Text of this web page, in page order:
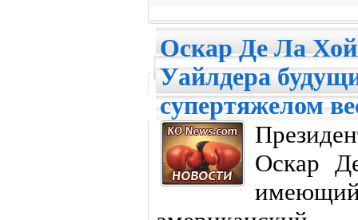
Оскар Де Ла
Уайлдера
супертяжелом
Оскар